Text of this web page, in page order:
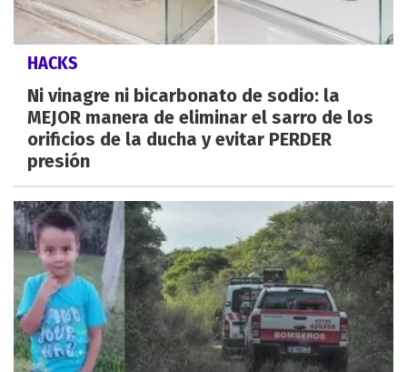
HACKS
Ni vinagre ni bicarbonato de sodio: la
MEJOR manera de eliminar el sarro de los
orificios de la ducha y evitar PERDER
presión